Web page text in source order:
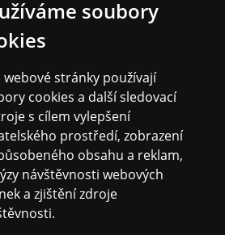
soubory
webové stránky používají
cookies a další sledovací
s cílem vylepšení
prostředí, zobrazení
obsahu a reklam,
návštěvnosti webových
a zjištění zdroje
v aplikaci Sonos.
pro hudbu
audioknihy a podcasty ze
služeb s detailním stereo
vaši místnost.
je hračka
Platba